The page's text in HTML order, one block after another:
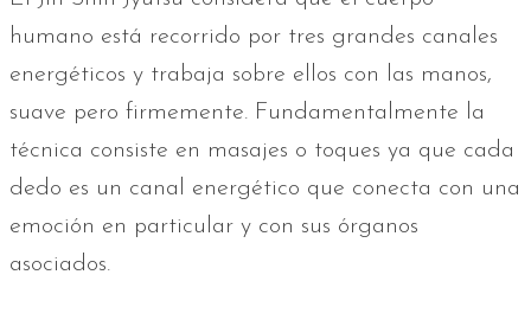
humano está recorrido por tres grandes canales
energéticos y trabaja sobre ellos con las manos,
suave pero firmemente. Fundamentalmente la
técnica consiste en masajes o toques ya que cada
dedo es un canal energético que conecta con una
emoción en particular y con sus órganos
asociados.